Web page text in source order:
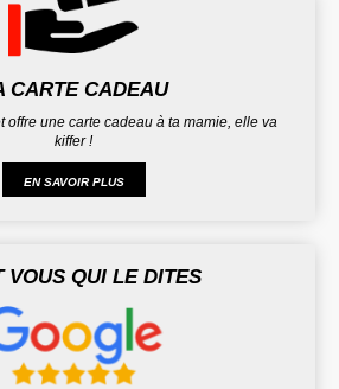
CARTE CADEAU
offre une carte cadeau à ta mamie, elle va
kiffer !
EN SAVOIR PLUS
VOUS QUI LE DITES